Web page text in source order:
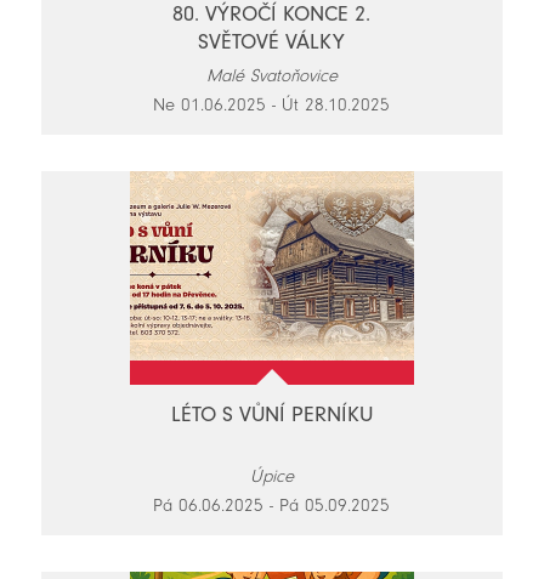
80. VÝROČÍ KONCE 2.
SVĚTOVÉ VÁLKY
Malé Svatoňovice
Ne 01.06.2025 - Út 28.10.2025
LÉTO S VŮNÍ PERNÍKU
Úpice
Pá 06.06.2025 - Pá 05.09.2025